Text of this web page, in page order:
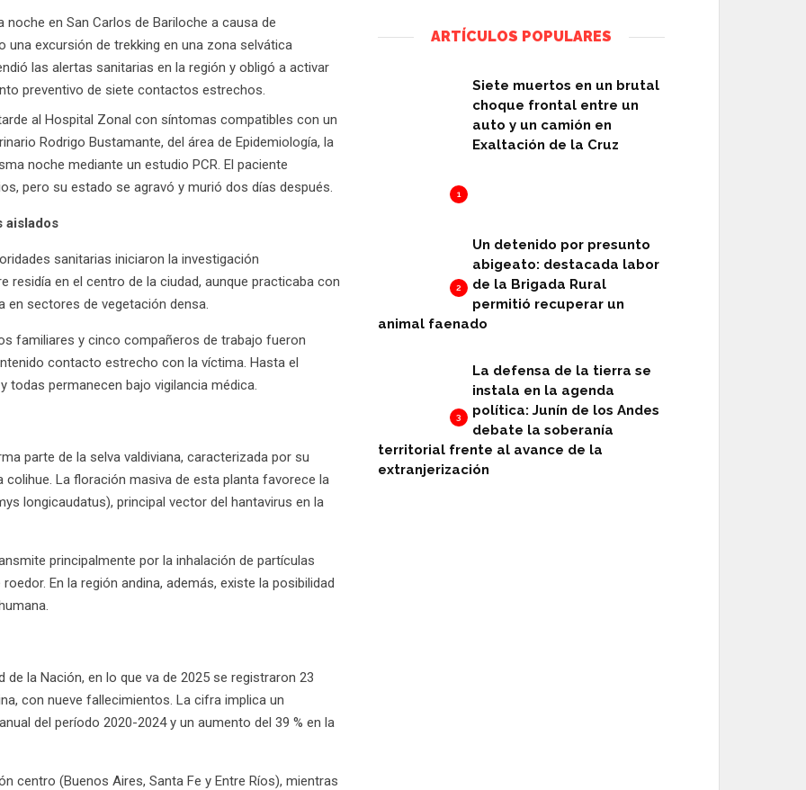
en San Carlos de Bariloche a causa de
una excursión de trekking en una zona selvática
las alertas sanitarias en la región y obligó a activar
preventivo de siete contactos estrechos.
al Hospital Zonal con síntomas compatibles con un
Rodrigo Bustamante, del área de Epidemiología, la
noche mediante un estudio PCR. El paciente
pero su estado se agravó y murió dos días después.
aislados
sanitarias iniciaron la investigación
residía en el centro de la ciudad, aunque practicaba con
en sectores de vegetación densa.
familiares y cinco compañeros de trabajo fueron
contacto estrecho con la víctima. Hasta el
permanecen bajo vigilancia médica.
parte de la selva valdiviana, caracterizada por su
colihue. La floración masiva de esta planta favorece la
longicaudatus), principal vector del hantavirus en la
principalmente por la inhalación de partículas
En la región andina, además, existe la posibilidad
la Nación, en lo que va de 2025 se registraron 23
con nueve fallecimientos. La cifra implica un
del período 2020-2024 y un aumento del 39 % en la
centro (Buenos Aires, Santa Fe y Entre Ríos), mientras
ARTÍCULOS POPULARES
1
Siete muertos en un brutal
choque frontal entre un
auto y un camión en
Exaltación de la Cruz
2
Un detenido por presunto
abigeato: destacada labor
de la Brigada Rural
permitió recuperar un
animal faenado
3
La defensa de la tierra se
instala en la agenda
política: Junín de los Andes
debate la soberanía
territorial frente al avance de la
extranjerización